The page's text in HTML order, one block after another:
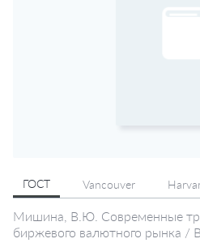
ГОСТ Vancouver
Мишина, В.Ю. Современные
биржевого валютного рынка